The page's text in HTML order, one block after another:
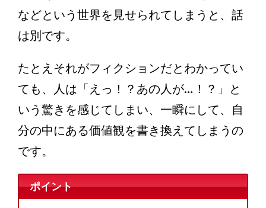
などという世界を見せられてしまうと、話
は別です。
たとえそれがフィクションだとわかってい
ても、人は「えっ！？あの人が…！？」と
いう驚きを感じてしまい、一瞬にして、自
分の中にある価値観を書き換えてしまうの
です。
ポイント